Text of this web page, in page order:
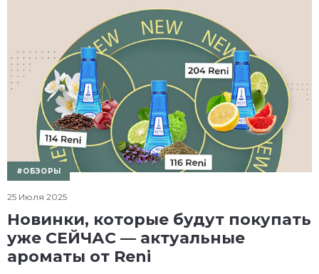
#ОБЗОРЫ
25 Июля 2025
Новинки, которые будут покупать
уже СЕЙЧАС — актуальные
ароматы от Reni